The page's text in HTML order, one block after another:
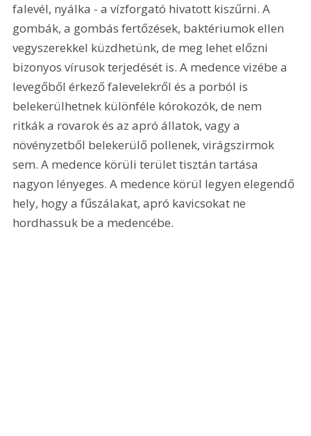
falevél, nyálka - a vízforgató hivatott kiszűrni. A
gombák, a gombás fertőzések, baktériumok ellen
vegyszerekkel küzdhetünk, de meg lehet előzni
bizonyos vírusok terjedését is. A medence vizébe a
levegőből érkező falevelekről és a porból is
belekerülhetnek különféle kórokozók, de nem
ritkák a rovarok és az apró állatok, vagy a
növényzetből belekerülő pollenek, virágszirmok
sem. A medence körüli terület tisztán tartása
nagyon lényeges. A medence körül legyen elegendő
hely, hogy a fűszálakat, apró kavicsokat ne
hordhassuk be a medencébe.